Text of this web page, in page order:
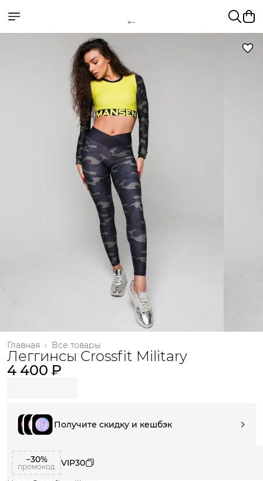
Все товары
Главная ›
Леггинсы Crossfit Military
4 400 ₽
Получите скидку и кешбэк
−30%
промокод
VIP30